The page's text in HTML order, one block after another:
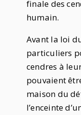
finale des
humain.
Avant la loi
particuliers
cendres à
pouvaient
maison du
l’enceinte